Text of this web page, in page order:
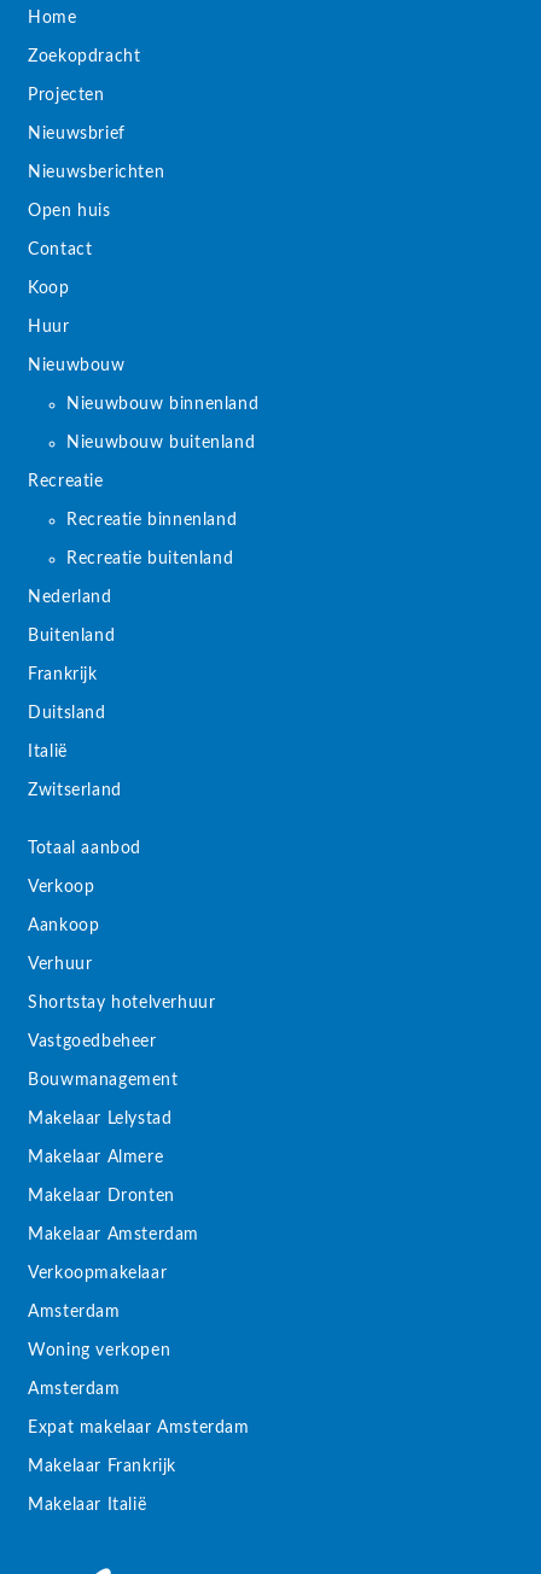
Home
Zoekopdracht
Projecten
Nieuwsbrief
Nieuwsberichten
Open huis
Contact
Koop
Huur
Nieuwbouw
Nieuwbouw binnenland
Nieuwbouw buitenland
Recreatie
Recreatie binnenland
Recreatie buitenland
Nederland
Buitenland
Frankrijk
Duitsland
Italië
Zwitserland
Totaal aanbod
Verkoop
Aankoop
Verhuur
Shortstay hotelverhuur
Vastgoedbeheer
Bouwmanagement
Makelaar Lelystad
Makelaar Almere
Makelaar Dronten
Makelaar Amsterdam
Verkoopmakelaar
Amsterdam
Woning verkopen
Amsterdam
Expat makelaar Amsterdam
Makelaar Frankrijk
Makelaar Italië